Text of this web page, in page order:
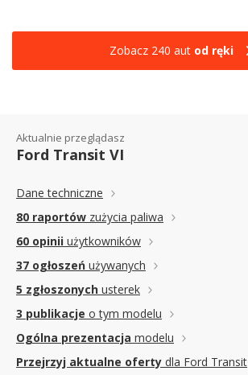
Zobacz 240 aut od ręki
Aktualnie przeglądasz
Ford Transit VI
Dane techniczne
80 raportów zużycia paliwa
60 opinii użytkowników
37 ogłoszeń używanych
5 zgłoszonych usterek
3 publikacje o tym modelu
Ogólna prezentacja modelu
Przejrzyj aktualne oferty dla Ford Transit